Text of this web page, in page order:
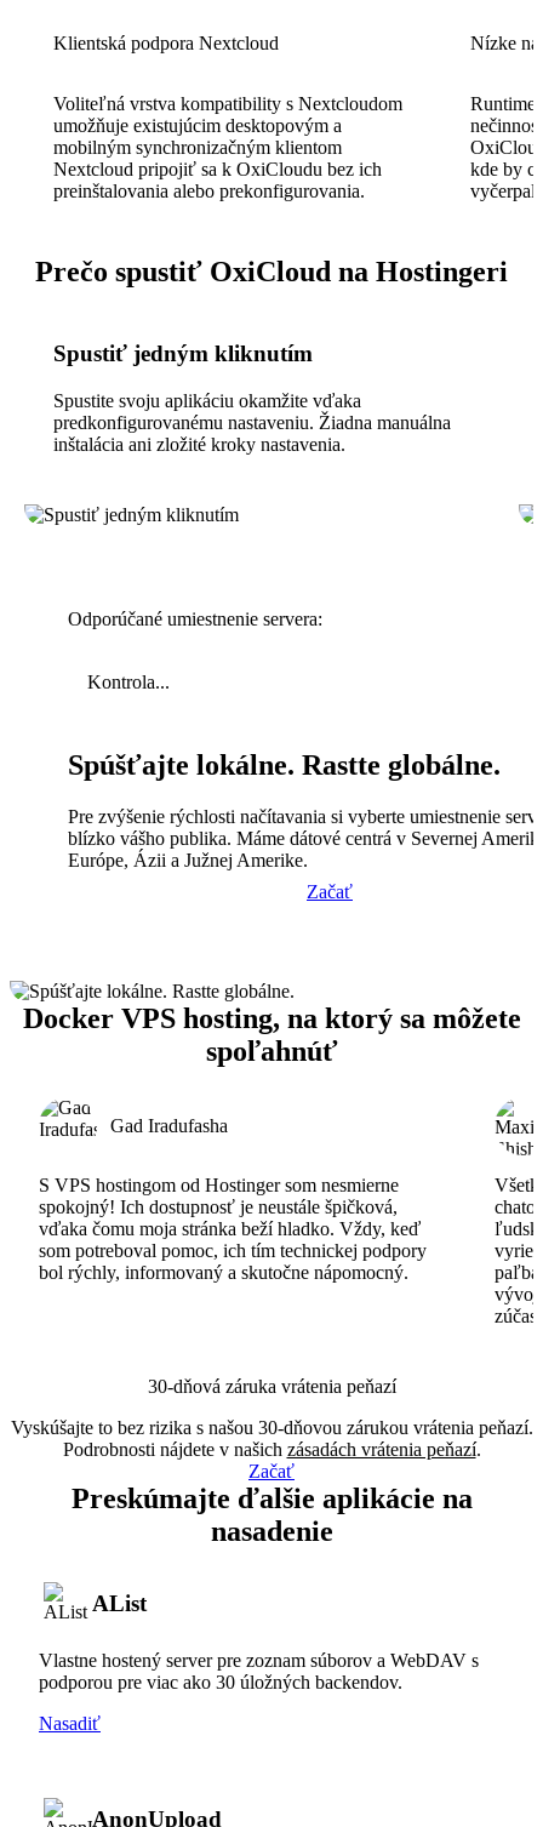
Klientská podpora Nextcloud
Voliteľná vrstva kompatibility s Nextcloudom
umožňuje existujúcim desktopovým a
mobilným synchronizačným klientom
Nextcloud pripojiť sa k OxiCloudu bez ich
preinštalovania alebo prekonfigurovania.
Nízke
Runtime
kde by
Prečo spustiť OxiCloud na Hostingeri
Spustiť jedným kliknutím
Spustite svoju aplikáciu okamžite vďaka
predkonfigurovanému nastaveniu. Žiadna manuálna
inštalácia ani zložité kroky nastavenia.
Odporúčané umiestnenie servera:
Kontrola...
Spúšťajte lokálne. Rastte globálne.
Pre zvýšenie rýchlosti načítavania si vyberte umiestnenie
blízko vášho publika. Máme dátové centrá v Severnej
Európe, Ázii a Južnej Amerike.
Začať
Docker VPS hosting, na ktorý sa môžete
spoľahnúť
Gad Iradufasha
S VPS hostingom od Hostinger som nesmierne
spokojný! Ich dostupnosť je neustále špičková,
vďaka čomu moja stránka beží hladko. Vždy, keď
som potreboval pomoc, ich tím technickej podpory
bol rýchly, informovaný a skutočne nápomocný.
30-dňová záruka vrátenia peňazí
Vyskúšajte to bez rizika s našou 30-dňovou zárukou vrátenia peňazí.
Podrobnosti nájdete v našich zásadách vrátenia peňazí.
Začať
Preskúmajte ďalšie aplikácie na
nasadenie
AList
Vlastne hostený server pre zoznam súborov a WebDAV s
podporou pre viac ako 30 úložných backendov.
Nasadiť
AnonUpload